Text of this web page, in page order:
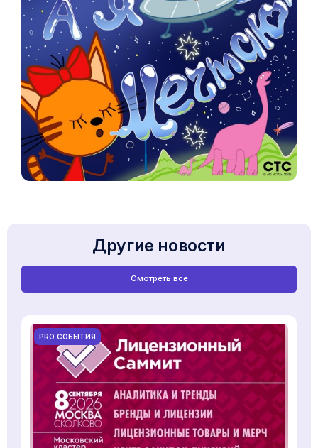
Другие новости
Смотреть все
PRO СОБЫТИЯ